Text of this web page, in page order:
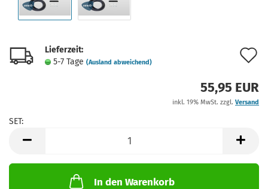
Lieferzeit:
5-7 Tage (Ausland abweichend)
55,95 EUR
inkl. 19% MwSt. zzgl. Versand
SET:
In den Warenkorb